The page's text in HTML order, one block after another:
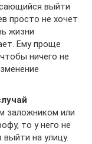
выйти
просто не хочет
жизни
Ему проще
ничего не
заложником или
то у него не
на улицу.